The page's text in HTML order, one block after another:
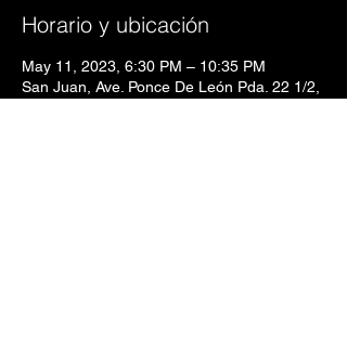
Horario y ubicación
May 11, 2023, 6:30 PM – 10:35 PM
San Juan, Ave. Ponce De León Pda. 22 1/2,